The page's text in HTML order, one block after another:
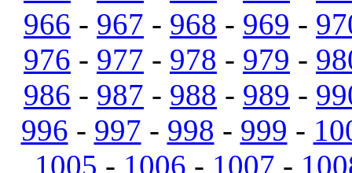
966 - 967 - 968 - 969 -
976 - 977 - 978 - 979 -
986 - 987 - 988 - 989 -
996 - 997 - 998 - 999 -
1005 - 1006 - 1007 -